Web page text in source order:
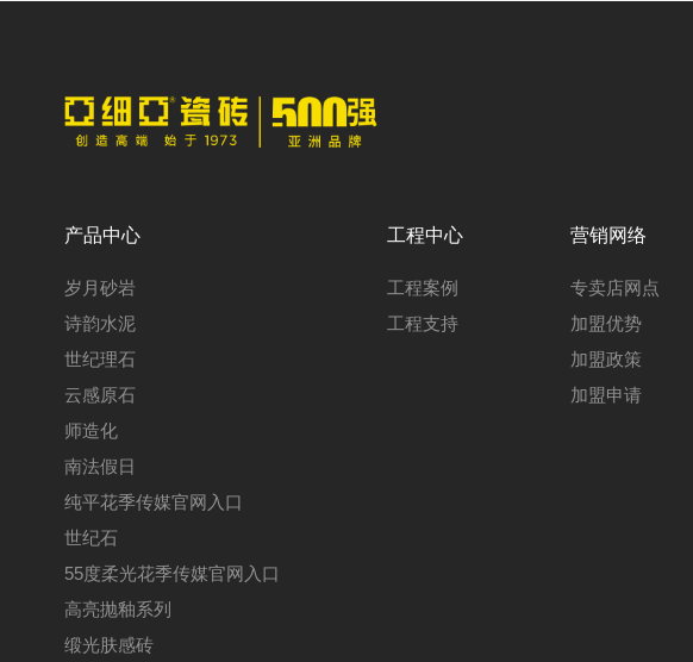
产品中心
岁月砂岩
诗韵水泥
世纪理石
云感原石
师造化
南法假日
纯平花季传媒官网入口
世纪石
55度柔光花季传媒官网入口
高亮抛釉系列
缎光肤感砖
工程中心
工程案例
工程支持
营销网络
专卖店网点
加盟优势
加盟政策
加盟申请